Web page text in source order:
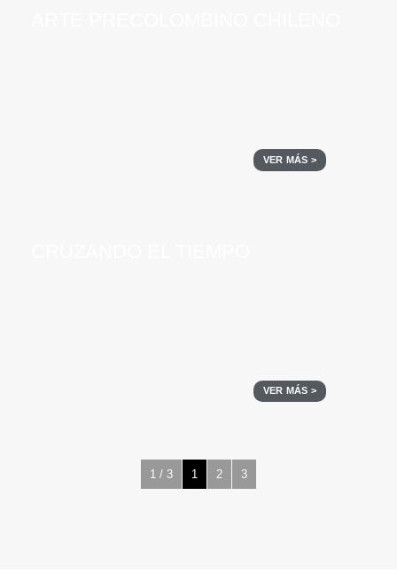
VER MÁS >
VER MÁS >
1 / 3 1 2 3